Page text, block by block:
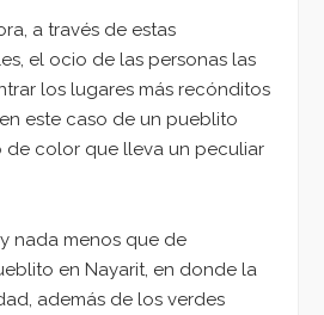
a través de estas
el ocio de las personas las
los lugares más recónditos
este caso de un pueblito
de color que lleva un peculiar
nada menos que de
en Nayarit, en donde la
además de los verdes